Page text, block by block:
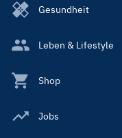
Gesundheit
Leben & Lifestyle
Shop
Jobs